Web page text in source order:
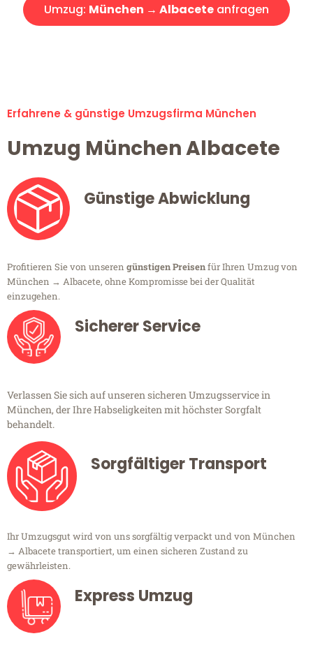
Umzug: München → Albacete anfragen
Erfahrene & günstige Umzugsfirma München
Umzug München Albacete
Günstige Abwicklung
Profitieren Sie von unseren günstigen Preisenfür Ihren Umzug von
München → Albacete, ohne Kompromisse bei der Qualität
einzugehen.
Sicherer Service
Verlassen Sie sich auf unseren sicheren Umzugsservice in
München, der Ihre Habseligkeiten mit höchster Sorgfalt
behandelt.
Sorgfältiger Transport
Ihr Umzugsgut wird von uns sorgfältig verpackt und von München
→ Albacete transportiert, um einen sicheren Zustand zu
gewährleisten.
Express Umzug